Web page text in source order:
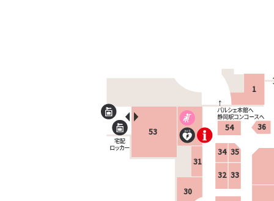
1
30
31
32 33
34 35
36
53 54